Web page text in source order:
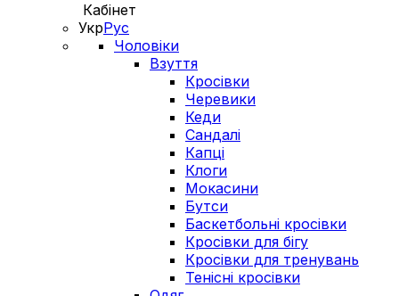
Кабінет
УкрРус
Чоловіки
Взуття
Кросівки
Черевики
Кеди
Сандалі
Капці
Клоги
Мокасини
Бутси
Баскетбольні кросівки
Кросівки для бігу
Кросівки для тренувань
Тенісні кросівки